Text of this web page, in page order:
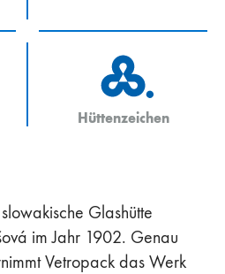
Hüttenzeichen
Glashütte
im Jahr 1902. Genau
Vetropack das Werk